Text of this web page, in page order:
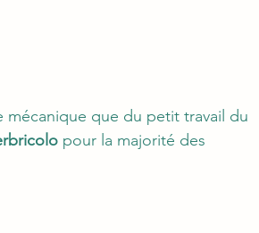
que du petit travail du
pour la majorité des